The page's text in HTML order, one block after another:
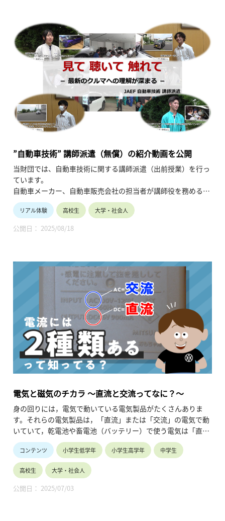
照ください。
https://jaef.or.jp/industrial-teacher/
”自動車技術” 講師派遣（無償）の紹介動画を公開
当財団では、自動車技術に関する講師派遣（出前授業）を行っ
ています。
自動車メーカー、自動車販売会社の担当者が講師役を務める研
修会で、テーマに関連する技術への理解を深めつつ、
最新モデルや機能に直接触れることで、クルマへの関心も高め
る効果が期待できます。
これまでに利用した各高等学校からはたいへん高い評価を頂戴
を制作しました。（令和6年9月公開、5分11秒）
尚、当講師派遣の詳細・お申込みについては、以下URLをご参
https://jaef.or.jp/industrial-teacher/
リアル体験 高校生 大学・社会人
公開日： 2025/08/18
電気と磁気のチカラ ～直流と交流ってなに？～
身の回りには，電気で動いている電気製品がたくさんありま
す。それらの電気製品は，「直流」または「交流」の電気で動
いていて，乾電池や畜電池（バッテリー）で使う電気は「直
流」，壁のコンセントから使う電気は「交流」です。この「直
流」と「交流」ってどのようなものなのでしょうか？
トーマス・エジソンとニコラ・テスラという二人の偉大な発明
家とも深い関わりがある「直流」と「交流」の特徴を，いくつ
かの実験をしながらみてみましょう。（7分26秒）
コンテンツ 小学生低学年 小学生高学年 中学生
高校生 大学・社会人
公開日： 2025/07/03